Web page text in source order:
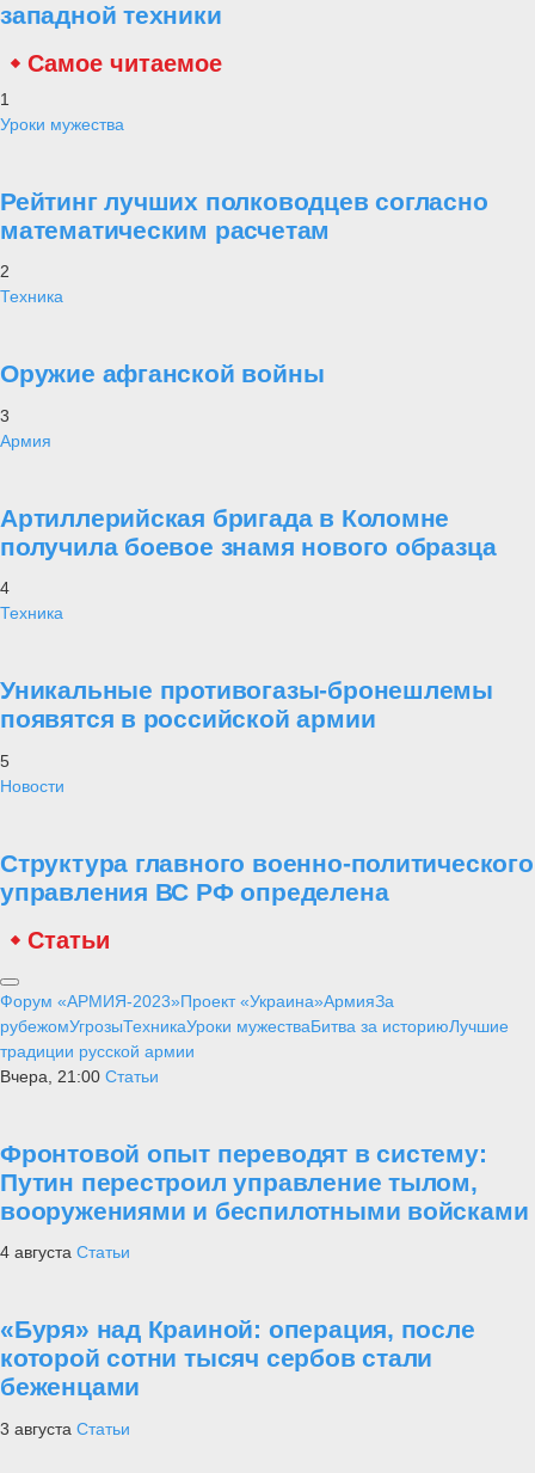
западной техники
Самое читаемое
1
Уроки мужества
Рейтинг лучших полководцев согласно
математическим расчетам
2
Техника
Оружие афганской войны
3
Армия
Артиллерийская бригада в Коломне
получила боевое знамя нового образца
4
Техника
Уникальные противогазы-бронешлемы
появятся в российской армии
5
Новости
Структура главного военно-политического
управления ВС РФ определена
Статьи
Форум «АРМИЯ-2023»Проект «Украина»АрмияЗа
рубежомУгрозыТехникаУроки мужестваБитва за историюЛучшие
традиции русской армии
Вчера, 21:00 Статьи
Фронтовой опыт переводят в систему:
Путин перестроил управление тылом,
вооружениями и беспилотными войсками
4 августа Статьи
«Буря» над Краиной: операция, после
которой сотни тысяч сербов стали
беженцами
3 августа Статьи